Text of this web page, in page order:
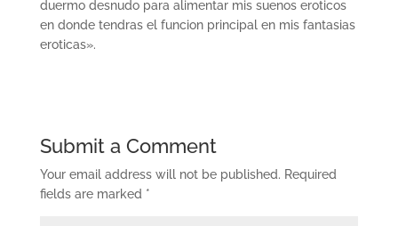
duermo desnudo para alimentar mis suenos eroticos
en donde tendras el funcion principal en mis fantasias
eroticas».
Submit a Comment
Your email address will not be published. Required
fields are marked *